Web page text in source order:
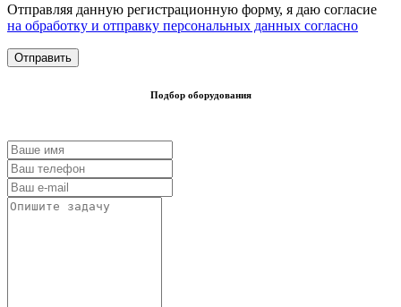
Отправляя данную регистрационную форму, я даю согласие
на обработку и отправку персональных данных согласно
Подбор оборудования